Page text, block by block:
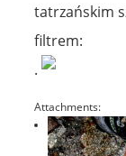
tatrzańskim
filtrem:
.
Attachments: